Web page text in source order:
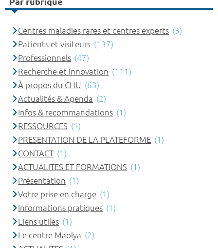
Centres maladies rares et centres experts (3)
Patients et visiteurs (137)
Professionnels (47)
Recherche et innovation (111)
À propos du CHU (63)
Actualités & Agenda (2)
Infos & recommandations (1)
RESSOURCES (1)
PRESENTATION DE LA PLATEFORME (1)
CONTACT (1)
ACTUALITES ET FORMATIONS (1)
Présentation (1)
Votre prise en charge (1)
Informations pratiques (1)
Liens utiles (1)
Le centre Maolya (2)